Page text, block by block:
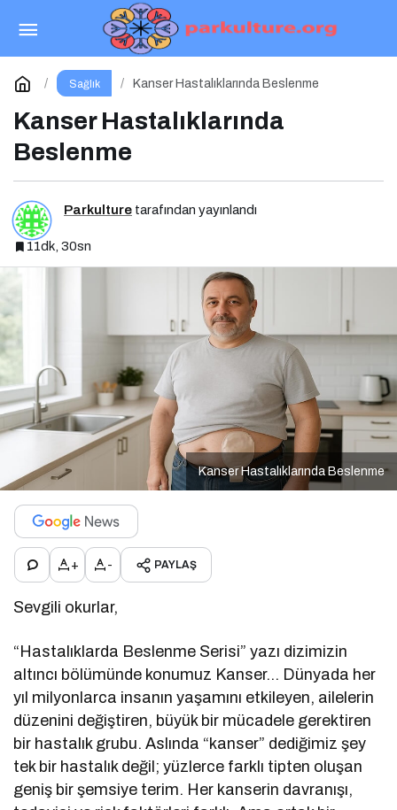
Sağlık Kanser Hastalıklarında Beslenme
Kanser Hastalıklarında
Beslenme
Parkulture tarafından yayınlandı
11dk, 30sn
Kanser Hastalıklarında Beslenme
+ - PAYLAŞ
Sevgili okurlar,
“Hastalıklarda Beslenme Serisi” yazı dizimizin
altıncı bölümünde konumuz Kanser… Dünyada her
yıl milyonlarca insanın yaşamını etkileyen, ailelerin
düzenini değiştiren, büyük bir mücadele gerektiren
bir hastalık grubu. Aslında “kanser” dediğimiz şey
tek bir hastalık değil; yüzlerce farklı tipten oluşan
geniş bir şemsiye terim. Her kanserin davranışı,
Polikistik Over Sendromu ve Beslenme
Yorum Yap